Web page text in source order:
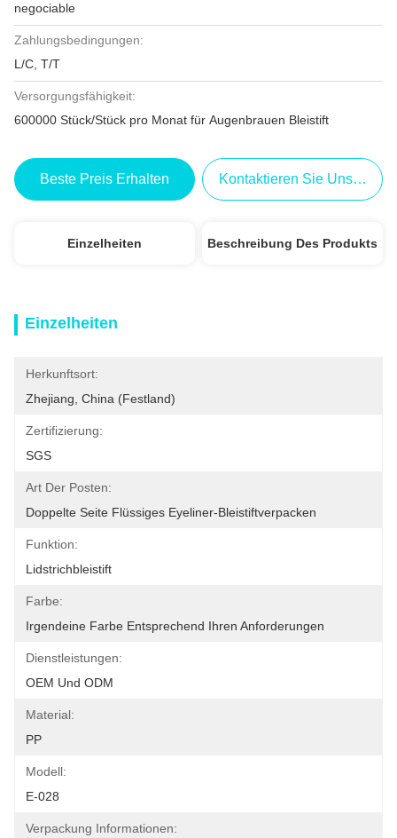
negociable
Zahlungsbedingungen:
L/C, T/T
Versorgungsfähigkeit:
600000 Stück/Stück pro Monat für Augenbrauen Bleistift
Beste Preis Erhalten Kontaktieren Sie Uns Jetzt
Einzelheiten Beschreibung Des Produkts
Einzelheiten
Herkunftsort:
Zhejiang, China (Festland)
Zertifizierung:
SGS
Art Der Posten:
Doppelte Seite Flüssiges Eyeliner-Bleistiftverpacken
Funktion:
Lidstrichbleistift
Farbe:
Irgendeine Farbe Entsprechend Ihren Anforderungen
Dienstleistungen:
OEM Und ODM
Material:
PP
Modell:
E-028
Verpackung Informationen: